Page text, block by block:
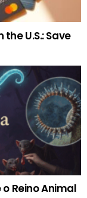
U.S.: Save
Reino Animal